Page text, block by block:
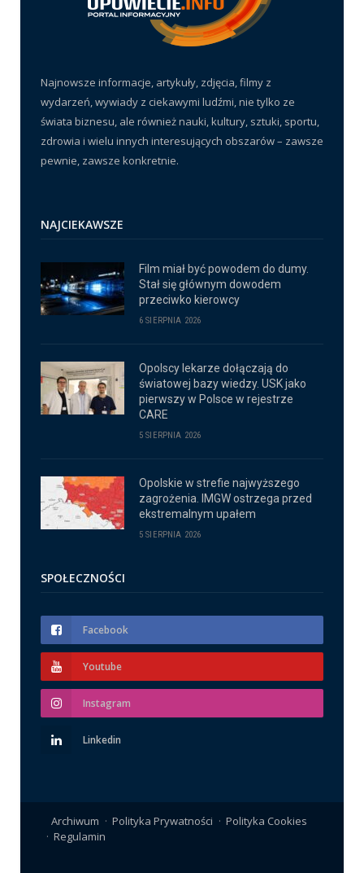
Najnowsze informacje, artykuły, zdjęcia, filmy z
wydarzeń, wywiady z ciekawymi ludźmi, nie tylko ze
świata biznesu, ale również nauki, kultury, sztuki, sportu,
zdrowia i wielu innych interesujących obszarów – zawsze
pewnie, zawsze konkretnie.
NAJCIEKAWSZE
Film miał być powodem do dumy.
Stał się głównym dowodem
przeciwko kierowcy
6 SIERPNIA 2026
Opolscy lekarze dołączają do
światowej bazy wiedzy. USK jako
pierwszy w Polsce w rejestrze
CARE
5 SIERPNIA 2026
Opolskie w strefie najwyższego
zagrożenia. IMGW ostrzega przed
ekstremalnym upałem
5 SIERPNIA 2026
SPOŁECZNOŚCI
Facebook
Youtube
Instagram
Linkedin
Archiwum Polityka Prywatności
Polityka Cookies
Regulamin